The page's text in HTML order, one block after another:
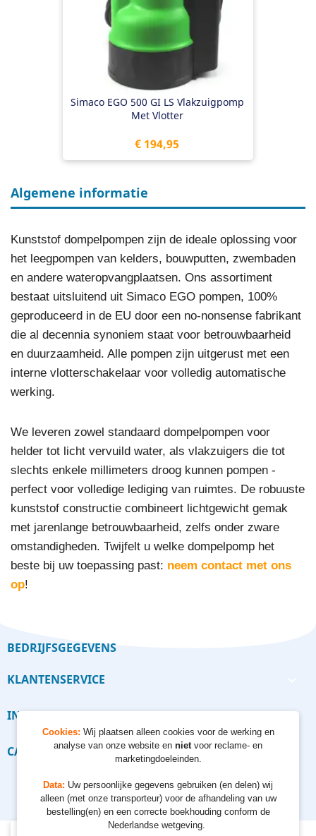
Simaco EGO 500 GI LS Vlakzuigpomp
Met Vlotter
Prijs
€ 194,95
Algemene informatie
Kunststof dompelpompen zijn de ideale oplossing voor
het leegpompen van kelders, bouwputten, zwembaden
en andere wateropvangplaatsen. Ons assortiment
bestaat uitsluitend uit Simaco EGO pompen, 100%
geproduceerd in de EU door een no-nonsense fabrikant
die al decennia synoniem staat voor betrouwbaarheid
en duurzaamheid. Alle pompen zijn uitgerust met een
interne vlotterschakelaar voor volledig automatische
werking.
We leveren zowel standaard dompelpompen voor
helder tot licht vervuild water, als vlakzuigers die tot
slechts enkele millimeters droog kunnen pompen -
perfect voor volledige lediging van ruimtes. De robuuste
kunststof constructie combineert lichtgewicht gemak
met jarenlange betrouwbaarheid, zelfs onder zware
omstandigheden. Twijfelt u welke dompelpomp het
beste bij uw toepassing past: neem contact met ons
op!
BEDRIJFSGEGEVENS
KLANTENSERVICE
INFORMATIE 
CALCULATORS
Cookies: Wij plaatsen alleen cookies voor de werking en
analyse van onze website en nietvoor reclame- en
marketingdoeleinden.
Data: Uw persoonlijke gegevens gebruiken (en delen) wij
alleen (met onze transporteur) voor de afhandeling van uw
bestelling(en) en een correcte boekhouding conform de
Nederlandse wetgeving.